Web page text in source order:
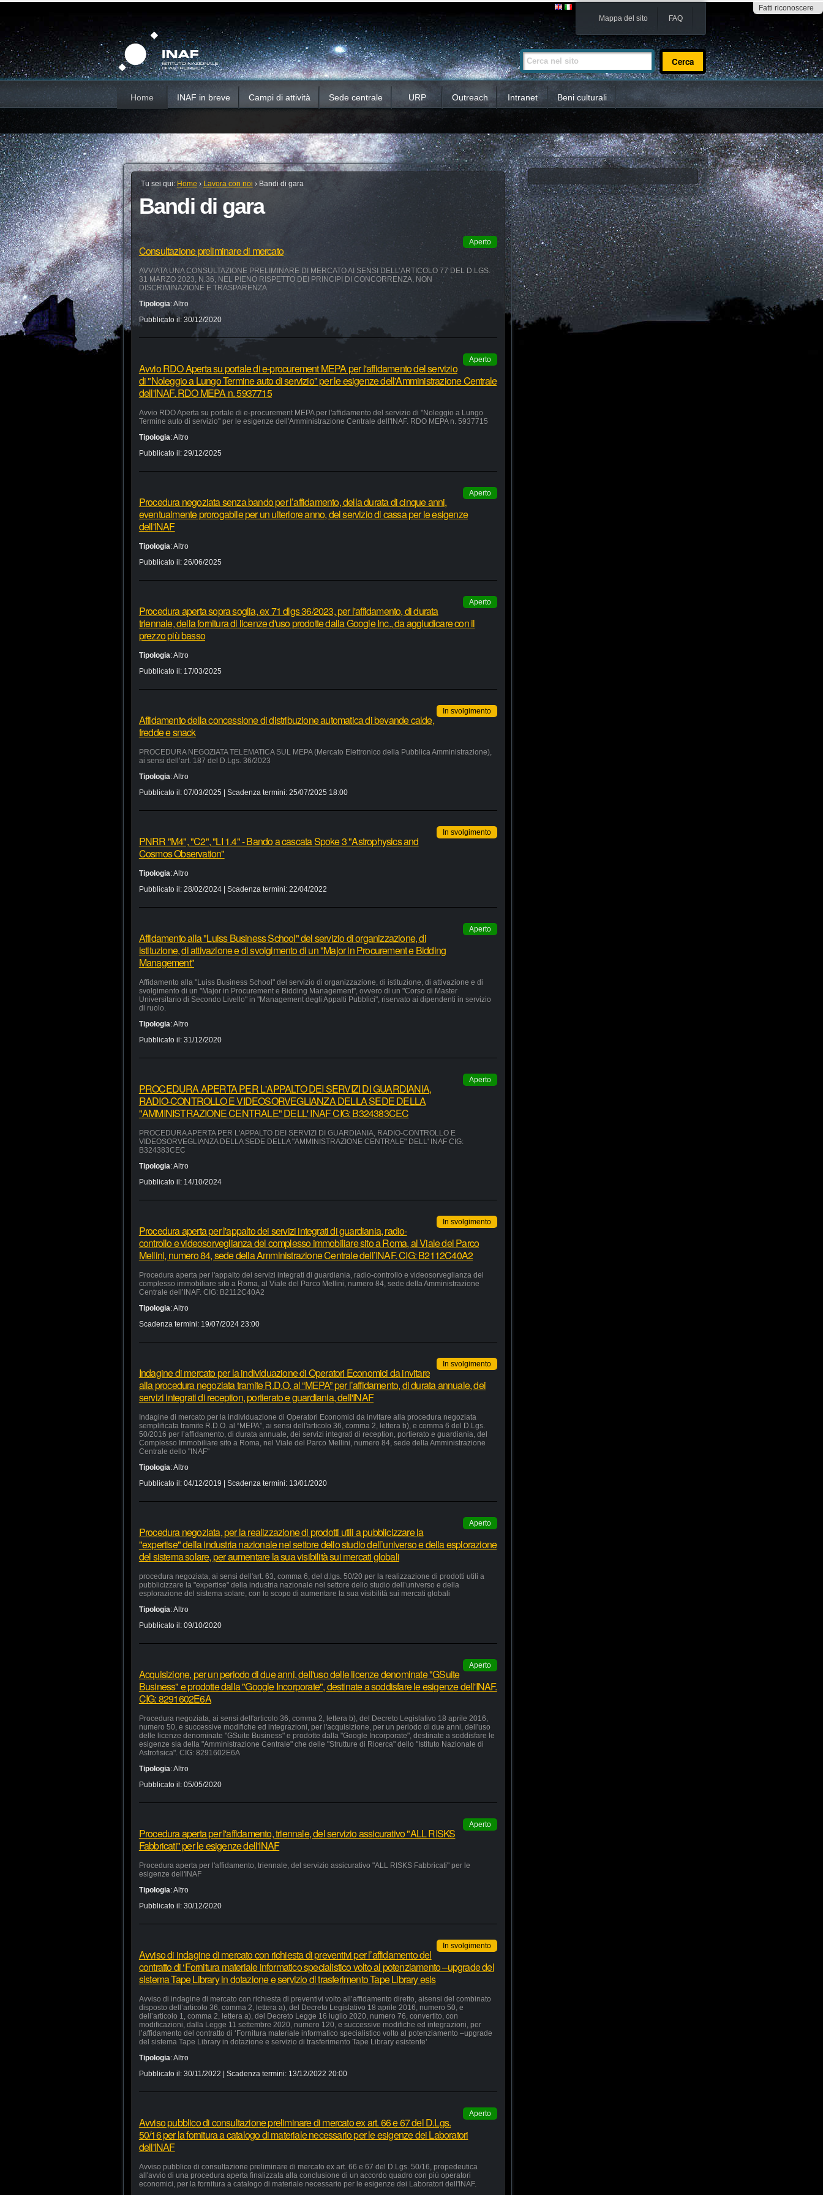
Fatti riconoscere
contenuti.
Salta
alla
navigazione
Mappa del sito FAQ
Cerca nel sito
Ricerca
avanzata…
Home INAF in breve Campi di attività Sede centrale URP Outreach Intranet Beni culturali
Tu sei qui: Home › Lavora con noi › Bandi di gara
Bandi di gara
Aperto
Consultazione preliminare di mercato
AVVIATA UNA CONSULTAZIONE PRELIMINARE DI MERCATO AI SENSI DELL’ARTICOLO 77 DEL D.LGS.
31 MARZO 2023, N.36, NEL PIENO RISPETTO DEI PRINCIPI DI CONCORRENZA, NON
DISCRIMINAZIONE E TRASPARENZA
Tipologia:Altro
Pubblicato il: 30/12/2020
Aperto
Avvio RDO Aperta su portale di e-procurement MEPA per l'affidamento del servizio
di "Noleggio a Lungo Termine auto di servizio" per le esigenze dell'Amministrazione Centrale
dell'INAF. RDO MEPA n. 5937715
Avvio RDO Aperta su portale di e-procurement MEPA per l'affidamento del servizio di "Noleggio a Lungo
Termine auto di servizio" per le esigenze dell'Amministrazione Centrale dell'INAF. RDO MEPA n. 5937715
Tipologia:Altro
Pubblicato il: 29/12/2025
Aperto
Procedura negoziata senza bando per l’affidamento, della durata di cinque anni,
eventualmente prorogabile per un ulteriore anno, del servizio di cassa per le esigenze
dell'INAF
Tipologia:Altro
Pubblicato il: 26/06/2025
Aperto
Procedura aperta sopra soglia, ex 71 dlgs 36/2023, per l'affidamento, di durata
triennale, della fornitura di licenze d'uso prodotte dalla Google Inc., da aggiudicare con il
prezzo più basso
Tipologia:Altro
Pubblicato il: 17/03/2025
In svolgimento
Affidamento della concessione di distribuzione automatica di bevande calde,
fredde e snack
PROCEDURA NEGOZIATA TELEMATICA SUL MEPA (Mercato Elettronico della Pubblica Amministrazione),
ai sensi dell’art. 187 del D.Lgs. 36/2023
Tipologia:Altro
Pubblicato il: 07/03/2025 | Scadenza termini: 25/07/2025 18:00
In svolgimento
PNRR "M4", "C2", "LI 1.4" - Bando a cascata Spoke 3 "Astrophysics and
Cosmos Observation"
Tipologia:Altro
Pubblicato il: 28/02/2024| Scadenza termini: 22/04/2022
Aperto
Affidamento alla "Luiss Business School" del servizio di organizzazione, di
istituzione, di attivazione e di svolgimento di un "Major in Procurement e Bidding
Management"
Affidamento alla "Luiss Business School" del servizio di organizzazione, di istituzione, di attivazione e di
svolgimento di un "Major in Procurement e Bidding Management", ovvero di un "Corso di Master
Universitario di Secondo Livello" in "Management degli Appalti Pubblici", riservato ai dipendenti in servizio
di ruolo.
Tipologia:Altro
Pubblicato il: 31/12/2020
Aperto
PROCEDURA APERTA PER L'APPALTO DEI SERVIZI DI GUARDIANIA,
RADIO-CONTROLLO E VIDEOSORVEGLIANZA DELLA SEDE DELLA
"AMMINISTRAZIONE CENTRALE" DELL' INAF CIG: B324383CEC
PROCEDURA APERTA PER L'APPALTO DEI SERVIZI DI GUARDIANIA, RADIO-CONTROLLO E
VIDEOSORVEGLIANZA DELLA SEDE DELLA "AMMINISTRAZIONE CENTRALE" DELL' INAF CIG:
B324383CEC
Tipologia:Altro
Pubblicato il: 14/10/2024
In svolgimento
Procedura aperta per l'appalto dei servizi integrati di guardiania, radio-
controllo e videosorveglianza del complesso immobiliare sito a Roma, al Viale del Parco
Mellini, numero 84, sede della Amministrazione Centrale dell’INAF. CIG: B2112C40A2
Procedura aperta per l'appalto dei servizi integrati di guardiania, radio-controllo e videosorveglianza del
complesso immobiliare sito a Roma, al Viale del Parco Mellini, numero 84, sede della Amministrazione
Centrale dell’INAF. CIG: B2112C40A2
Tipologia:Altro
Scadenza termini: 19/07/2024 23:00
In svolgimento
Indagine di mercato per la individuazione di Operatori Economici da invitare
alla procedura negoziata tramite R.D.O. al “MEPA” per l’affidamento, di durata annuale, dei
servizi integrati di reception, portierato e guardiania, dell'INAF
Indagine di mercato per la individuazione di Operatori Economici da invitare alla procedura negoziata
semplificata tramite R.D.O. al “MEPA”, ai sensi dell'articolo 36, comma 2, lettera b), e comma 6 del D.Lgs.
50/2016 per l’affidamento, di durata annuale, dei servizi integrati di reception, portierato e guardiania, del
Complesso Immobiliare sito a Roma, nel Viale del Parco Mellini, numero 84, sede della Amministrazione
Centrale dello "INAF"
Tipologia:Altro
Pubblicato il: 04/12/2019 | Scadenza termini: 13/01/2020
Aperto
Procedura negoziata, per la realizzazione di prodotti utili a pubblicizzare la
"expertise" della industria nazionale nel settore dello studio dell’universo e della esplorazione
del sistema solare, per aumentare la sua visibilità sui mercati globali
procedura negoziata, ai sensi dell'art. 63, comma 6, del d.lgs. 50/20 per la realizzazione di prodotti utili a
pubblicizzare la "expertise" della industria nazionale nel settore dello studio dell’universo e della
esplorazione del sistema solare, con lo scopo di aumentare la sua visibilità sui mercati globali
Tipologia:Altro
Pubblicato il: 09/10/2020
Aperto
Acquisizione, per un periodo di due anni, dell'uso delle licenze denominate "GSuite
Business" e prodotte dalla "Google Incorporate", destinate a soddisfare le esigenze dell'INAF.
CIG: 8291602E6A
Procedura negoziata, ai sensi dell'articolo 36, comma 2, lettera b), del Decreto Legislativo 18 aprile 2016,
numero 50, e successive modifiche ed integrazioni, per l'acquisizione, per un periodo di due anni, dell'uso
delle licenze denominate "GSuite Business" e prodotte dalla "Google Incorporate", destinate a soddisfare le
esigenze sia della "Amministrazione Centrale" che delle "Strutture di Ricerca" dello "Istituto Nazionale di
Astrofisica". CIG: 8291602E6A
Tipologia:Altro
Pubblicato il: 05/05/2020
Aperto
Procedura aperta per l'affidamento, triennale, del servizio assicurativo "ALL RISKS
Fabbricati" per le esigenze dell'INAF
Procedura aperta per l'affidamento, triennale, del servizio assicurativo "ALL RISKS Fabbricati" per le
esigenze dell'INAF
Tipologia:Altro
Pubblicato il: 30/12/2020
In svolgimento
Avviso di indagine di mercato con richiesta di preventivi per l’affidamento del
contratto di ‘Fornitura materiale informatico specialistico volto al potenziamento –upgrade del
sistema Tape Library in dotazione e servizio di trasferimento Tape Library esis
Avviso di indagine di mercato con richiesta di preventivi volto all’affidamento diretto, aisensi del combinato
disposto dell’articolo 36, comma 2, lettera a), del Decreto Legislativo 18 aprile 2016, numero 50, e
dell’articolo 1, comma 2, lettera a), del Decreto Legge 16 luglio 2020, numero 76, convertito, con
modificazioni, dalla Legge 11 settembre 2020, numero 120, e successive modifiche ed integrazioni, per
l’affidamento del contratto di ‘Fornitura materiale informatico specialistico volto al potenziamento –upgrade
del sistema Tape Library in dotazione e servizio di trasferimento Tape Library esistente’
Tipologia:Altro
Pubblicato il: 30/11/2022 | Scadenza termini: 13/12/2022 20:00
Aperto
Avviso pubblico di consultazione preliminare di mercato ex art. 66 e 67 del D.Lgs.
50/16 per la fornitura a catalogo di materiale necessario per le esigenze dei Laboratori
dell'INAF
Avviso pubblico di consultazione preliminare di mercato ex art. 66 e 67 del D.Lgs. 50/16, propedeutica
all'avvio di una procedura aperta finalizzata alla conclusione di un accordo quadro con più operatori
economici, per la fornitura a catalogo di materiale necessario per le esigenze dei Laboratori dell'INAF.